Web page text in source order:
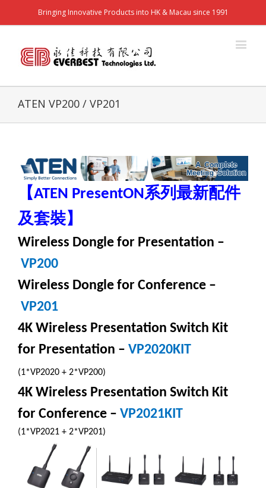
Bringing Innovative Products into HK & Macau since 1991
ATEN VP200 / VP201
【ATEN PresentON系列最新配件
及套裝】
Wireless Dongle for Presentation –
VP200
Wireless Dongle for Conference –
VP201
4K Wireless Presentation Switch Kit
for Presentation – VP2020KIT
(1*VP2020 + 2*VP200)
4K Wireless Presentation Switch Kit
for Conference – VP2021KIT
(1*VP2021 + 2*VP201)